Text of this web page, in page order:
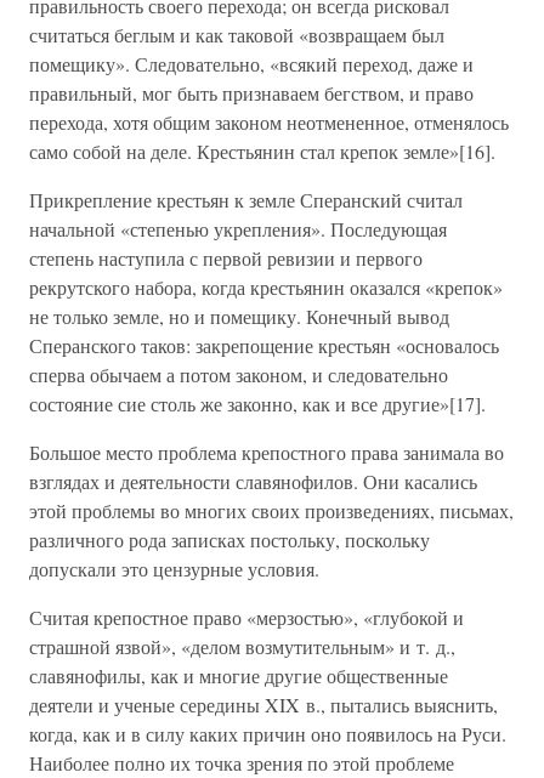
правильность своего перехода; он всегда рисковал
считаться беглым и как таковой «возвращаем был
помещику». Следовательно, «всякий переход, даже и
правильный, мог быть признаваем бегством, и право
перехода, хотя общим законом неотмененное, отменялось
само собой на деле. Крестьянин стал крепок земле»[16].
Прикрепление крестьян к земле Сперанский считал
начальной «степенью укрепления». Последующая
степень наступила с первой ревизии и первого
рекрутского набора, когда крестьянин оказался «крепок»
не только земле, но и помещику. Конечный вывод
Сперанского таков: закрепощение крестьян «основалось
сперва обычаем а потом законом, и следовательно
состояние сие столь же законно, как и все другие»[17].
Большое место проблема крепостного права занимала во
взглядах и деятельности славянофилов. Они касались
этой проблемы во многих своих произведениях, письмах,
различного рода записках постольку, поскольку
допускали это цензурные условия.
Считая крепостное право «мерзостью», «глубокой и
страшной язвой», «делом возмутительным» и т. д.,
славянофилы, как и многие другие общественные
деятели и ученые середины XIX в., пытались выяснить,
когда, как и в силу каких причин оно появилось на Руси.
Наиболее полно их точка зрения по этой проблеме